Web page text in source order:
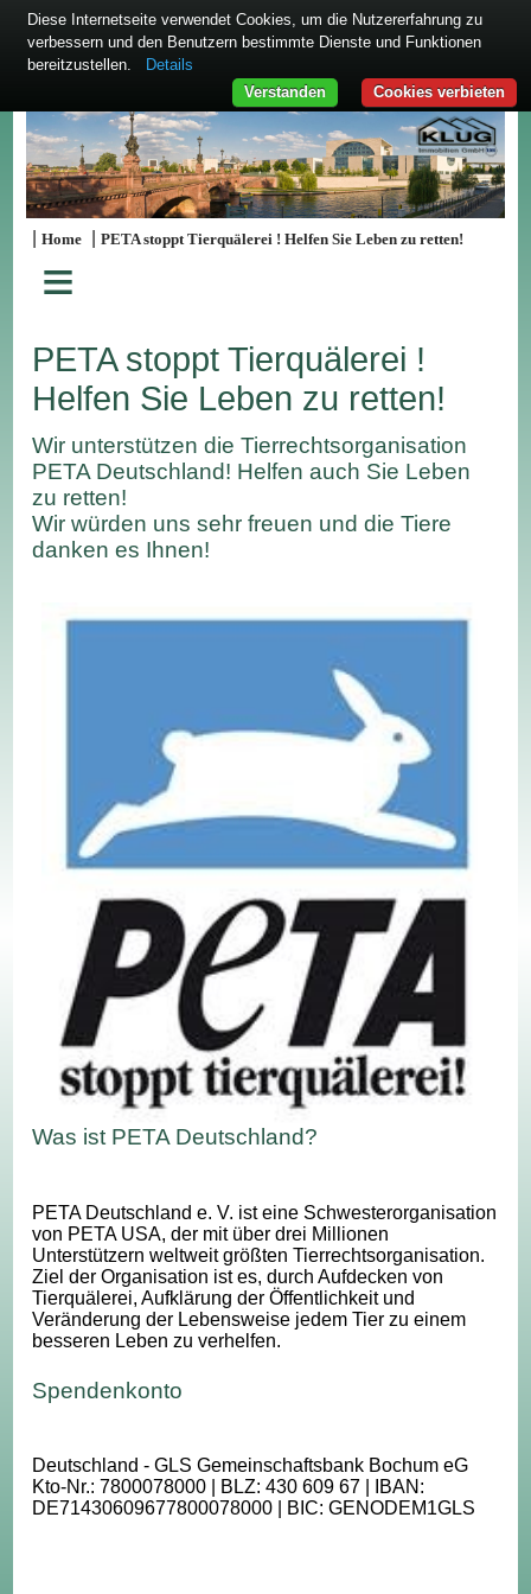
|Home |PETA stoppt Tierquälerei ! Helfen Sie Leben zu retten!
≡
PETA stoppt Tierquälerei !
Helfen Sie Leben zu retten!
Wir unterstützen die Tierrechtsorganisation
PETA Deutschland! Helfen auch Sie Leben
zu retten!
Wir würden uns sehr freuen und die Tiere
danken es Ihnen!
Was ist PETA Deutschland?
PETA Deutschland e. V. ist eine Schwesterorganisation
von PETA USA, der mit über drei Millionen
Unterstützern weltweit größten Tierrechtsorganisation.
Ziel der Organisation ist es, durch Aufdecken von
Tierquälerei, Aufklärung der Öffentlichkeit und
Veränderung der Lebensweise jedem Tier zu einem
besseren Leben zu verhelfen.
Spendenkonto
Deutschland - GLS Gemeinschaftsbank Bochum eG
Kto-Nr.: 7800078000 | BLZ: 430 609 67 | IBAN:
DE71430609677800078000 | BIC: GENODEM1GLS
Diese Internetseite verwendet Cookies, um die Nutzererfahrung zu
verbessern und den Benutzern bestimmte Dienste und Funktionen
bereitzustellen.
Details
Cookies verbieten
Verstanden